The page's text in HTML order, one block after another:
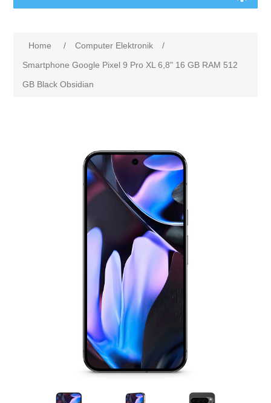
Home / Computer Elektronik
/
Smartphone Google Pixel 9 Pro XL 6,8" 16 GB RAM 512
GB Black Obsidian